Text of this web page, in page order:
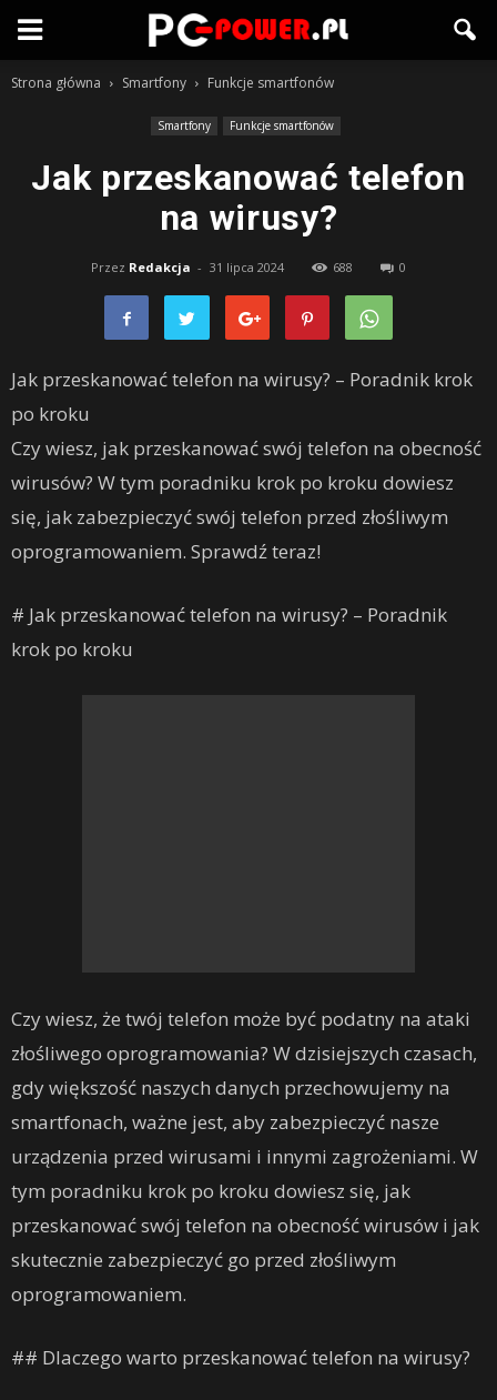
Strona główna Smartfony Funkcje smartfonów
Smartfony Funkcje smartfonów
Jak przeskanować telefon
na wirusy?
Przez Redakcja - 31 lipca 2024 688 0
Jak przeskanować telefon na wirusy? – Poradnik krok
po kroku
Czy wiesz, jak przeskanować swój telefon na obecność
wirusów? W tym poradniku krok po kroku dowiesz
się, jak zabezpieczyć swój telefon przed złośliwym
oprogramowaniem. Sprawdź teraz!
# Jak przeskanować telefon na wirusy? – Poradnik
krok po kroku
Czy wiesz, że twój telefon może być podatny na ataki
złośliwego oprogramowania? W dzisiejszych czasach,
gdy większość naszych danych przechowujemy na
smartfonach, ważne jest, aby zabezpieczyć nasze
urządzenia przed wirusami i innymi zagrożeniami. W
tym poradniku krok po kroku dowiesz się, jak
przeskanować swój telefon na obecność wirusów i jak
skutecznie zabezpieczyć go przed złośliwym
oprogramowaniem.
## Dlaczego warto przeskanować telefon na wirusy?